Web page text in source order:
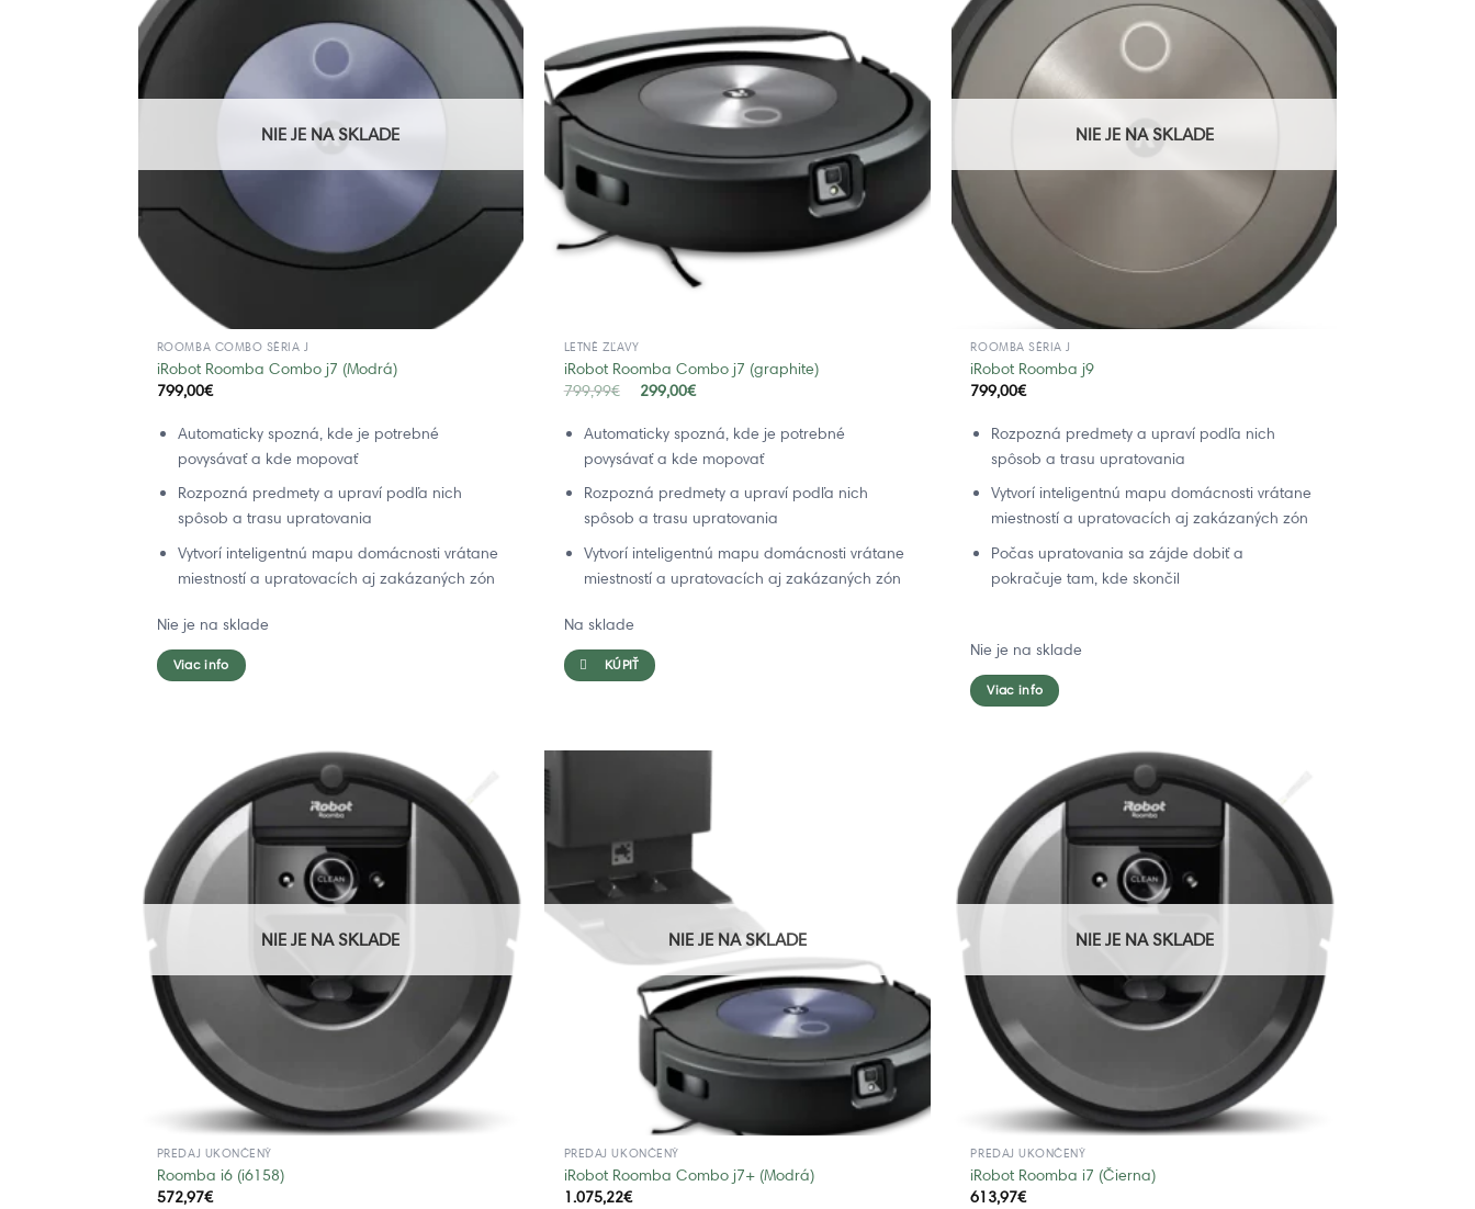
NIE JE NA SKLADE
ROOMBA COMBO SÉRIA J
iRobot Roomba Combo j7 (Modrá)
799,00€
Automaticky spozná, kde je potrebné
povysávať a kde mopovať
Rozpozná predmety a upraví podľa nich
spôsob a trasu upratovania
Vytvorí inteligentnú mapu domácnosti vrátane
miestností a upratovacích aj zakázaných zón
Nie je na sklade
Viac info
LETNÉ ZĽAVY
iRobot Roomba Combo j7 (graphite)
799,99€ 299,00€
Automaticky spozná, kde je potrebné
povysávať a kde mopovať
Rozpozná predmety a upraví podľa nich
spôsob a trasu upratovania
Vytvorí inteligentnú mapu domácnosti vrátane
miestností a upratovacích aj zakázaných zón
Na sklade
KÚPIŤ
NIE JE NA SKLADE
ROOMBA SÉRIA J
iRobot Roomba j9
799,00€
Rozpozná predmety a upraví podľa nich
spôsob a trasu upratovania
Vytvorí inteligentnú mapu domácnosti vrátane
miestností a upratovacích aj zakázaných zón
Počas upratovania sa zájde dobiť a
pokračuje tam, kde skončil
Nie je na sklade
Viac info
NIE JE NA SKLADE
PREDAJ UKONČENÝ
Roomba i6 (i6158)
572,97€
NIE JE NA SKLADE
PREDAJ UKONČENÝ
iRobot Roomba Combo j7+ (Modrá)
1.075,22€
NIE JE NA SKLADE
PREDAJ UKONČENÝ
iRobot Roomba i7 (Čierna)
613,97€